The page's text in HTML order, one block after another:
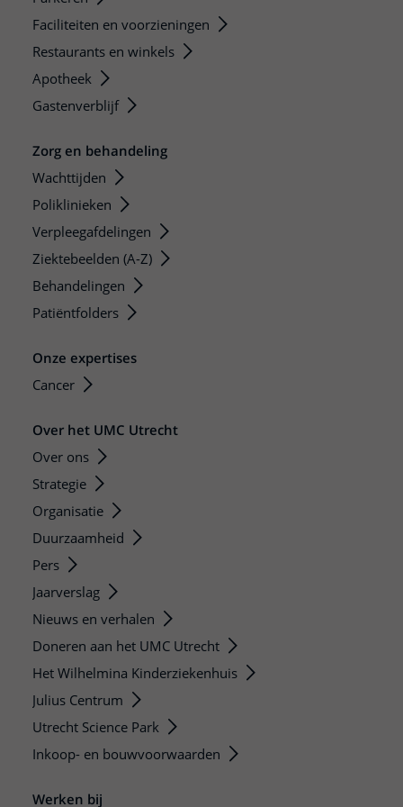
Faciliteiten en voorzieningen
Restaurants en winkels
Apotheek
Gastenverblijf
Zorg en behandeling
Wachttijden
Poliklinieken
Verpleegafdelingen
Ziektebeelden (A-Z)
Behandelingen
Patiëntfolders
Onze expertises
Cancer
Over het UMC Utrecht
Over ons
Strategie
Organisatie
Duurzaamheid
Pers
Jaarverslag
Nieuws en verhalen
Doneren aan het UMC Utrecht
Het Wilhelmina Kinderziekenhuis
Julius Centrum
Utrecht Science Park
Inkoop- en bouwvoorwaarden
Werken bij